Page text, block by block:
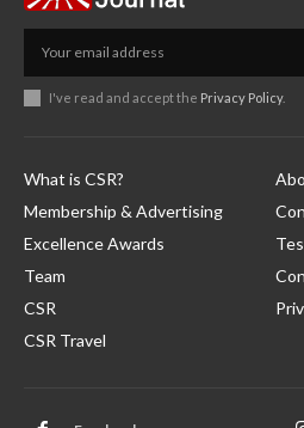
I've read and accept the Privacy Policy.
What is CSR?
Membership & Advertising
Excellence Awards
Team
CSR
CSR Travel